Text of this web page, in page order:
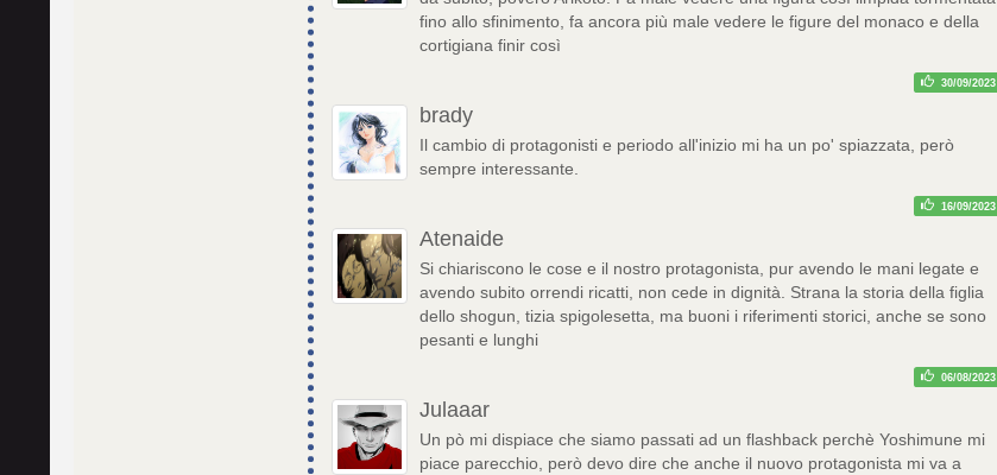
fino allo sfinimento, fa ancora più male vedere le figure del monaco e della
cortigiana finir così
30/09/2023
brady
Il cambio di protagonisti e periodo all'inizio mi ha un po' spiazzata, però
sempre interessante.
16/09/2023
Atenaide
Si chiariscono le cose e il nostro protagonista, pur avendo le mani legate e
avendo subito orrendi ricatti, non cede in dignità. Strana la storia della figlia
dello shogun, tizia spigolesetta, ma buoni i riferimenti storici, anche se sono
pesanti e lunghi
06/08/2023
Julaaar
Un pò mi dispiace che siamo passati ad un flashback perchè Yoshimune mi
piace parecchio, però devo dire che anche il nuovo protagonista mi va a